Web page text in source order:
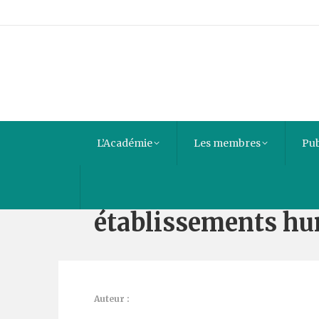
L’Académie Les membres
Une Approche
établissements
Auteur :